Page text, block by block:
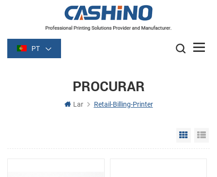
PT
PROCURAR
Lar Retail-Billing-Printer
Grid